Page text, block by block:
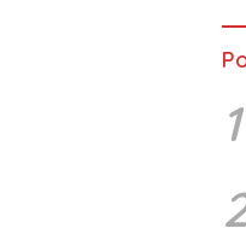
1